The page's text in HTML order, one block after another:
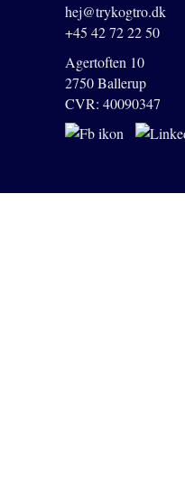
hej@trykogtro.dk
+45 42 72 22 50
Agertoften 10
2750 Ballerup
CVR: 40090347